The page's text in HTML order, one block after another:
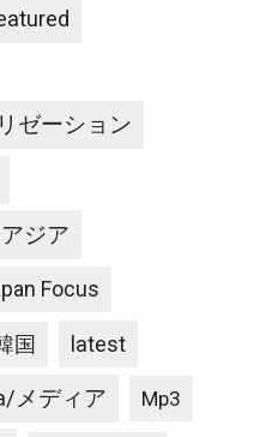
ゼーション
ジア
Focus
国 latest
メディア Mp3